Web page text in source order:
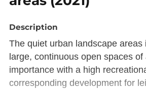
Description
The quiet urban landscape areas
large, continuous open spaces of
importance with a high
corresponding development for